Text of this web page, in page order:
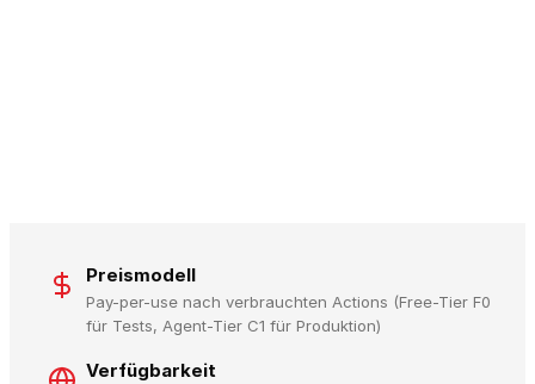
Preismodell
Pay-per-use nach verbrauchten Actions (Free-Tier F0
für Tests, Agent-Tier C1 für Produktion)
Verfügbarkeit